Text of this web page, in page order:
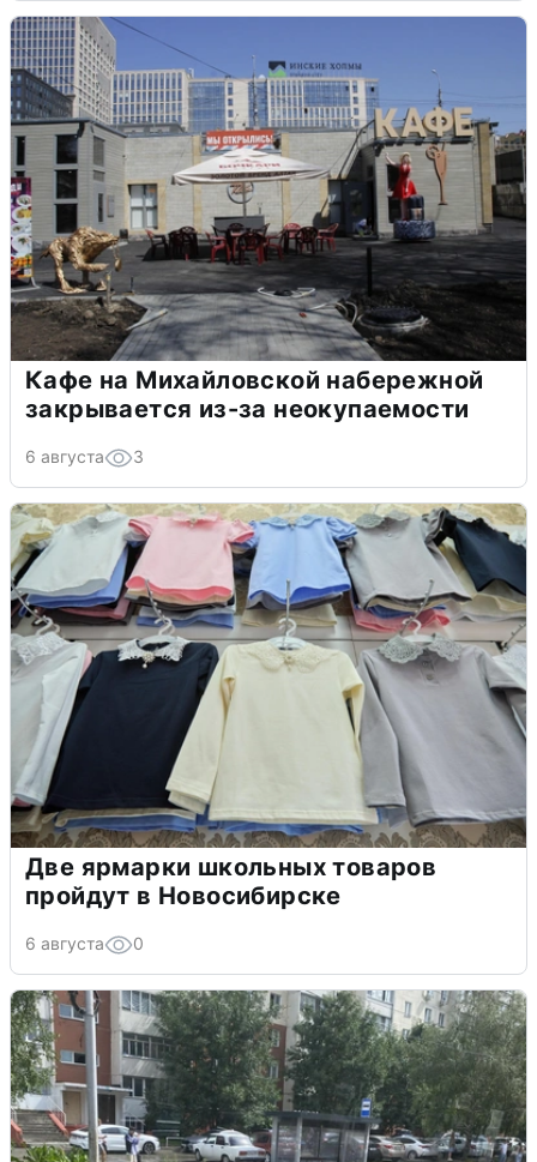
Кафе на Михайловской набережной
закрывается из-за неокупаемости
6 августа 3
Две ярмарки школьных товаров
пройдут в Новосибирске
6 августа 0